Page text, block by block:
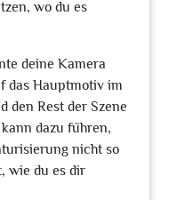
wo du es
deine Kamera
das Hauptmotiv im
den Rest der Szene
dazu führen,
nicht so
wie du es dir